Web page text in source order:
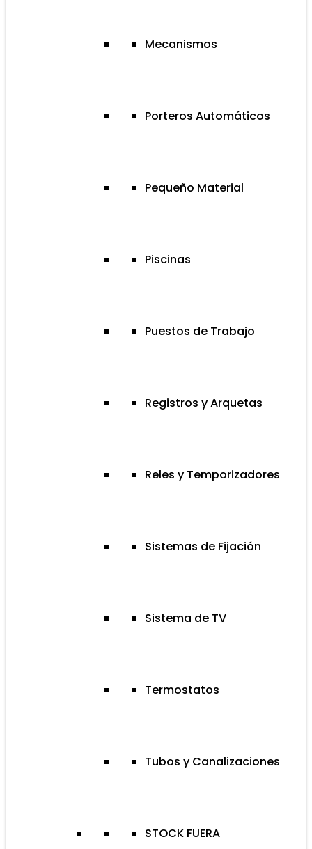
Mecanismos
Porteros Automáticos
Pequeño Material
Piscinas
Puestos de Trabajo
Registros y Arquetas
Reles y Temporizadores
Sistemas de Fijación
Sistema de TV
Termostatos
Tubos y Canalizaciones
STOCK FUERA